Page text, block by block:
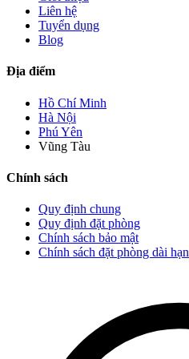
Liên hệ
Tuyển dụng
Blog
Địa điểm
Hồ Chí Minh
Hà Nội
Phú Yên
Vũng Tàu
Chính sách
Quy định chung
Quy định đặt phòng
Chính sách bảo mật
Chính sách đặt phòng dài hạn